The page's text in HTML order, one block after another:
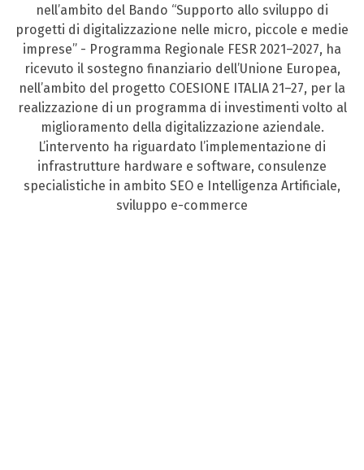
nell’ambito del Bando “Supporto allo sviluppo di
progetti di digitalizzazione nelle micro, piccole e medie
imprese” - Programma Regionale FESR 2021–2027, ha
ricevuto il sostegno finanziario dell’Unione Europea,
nell’ambito del progetto COESIONE ITALIA 21–27, per la
realizzazione di un programma di investimenti volto al
miglioramento della digitalizzazione aziendale.
L’intervento ha riguardato l’implementazione di
infrastrutture hardware e software, consulenze
specialistiche in ambito SEO e Intelligenza Artificiale,
sviluppo e-commerce